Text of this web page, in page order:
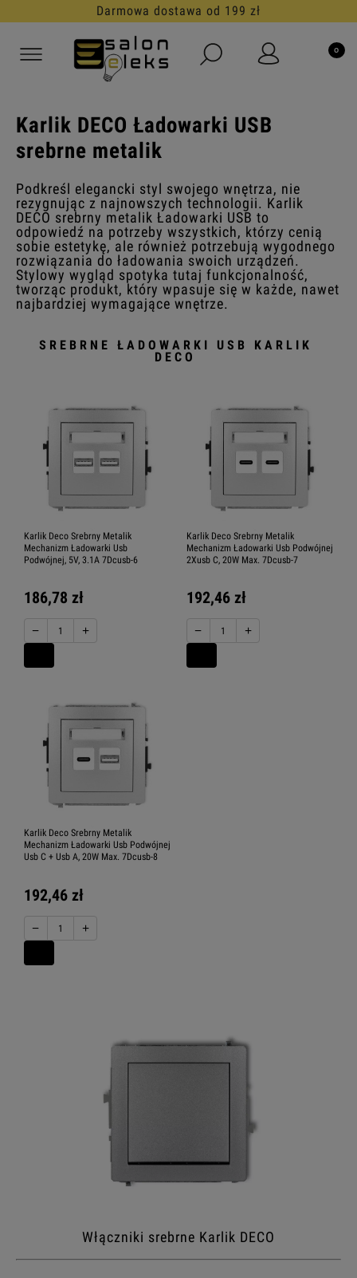
Darmowa dostawa od 199 zł
Karlik DECO Ładowarki USB
srebrne metalik
Podkreśl elegancki styl swojego wnętrza, nie
rezygnując z najnowszych technologii. Karlik
DECO srebrny metalik Ładowarki USB to
odpowiedź na potrzeby wszystkich, którzy cenią
sobie estetykę, ale również potrzebują wygodnego
rozwiązania do ładowania swoich urządzeń.
Stylowy wygląd spotyka tutaj funkcjonalność,
tworząc produkt, który wpasuje się w każde, nawet
najbardziej wymagające wnętrze.
SREBRNE ŁADOWARKI USB KARLIK
DECO
Karlik Deco Srebrny Metalik
Mechanizm Ładowarki Usb
Podwójnej, 5V, 3.1A 7Dcusb-6
186,78 zł
− +
Karlik Deco Srebrny Metalik
Mechanizm Ładowarki Usb Podwójnej
2Xusb C, 20W Max. 7Dcusb-7
192,46 zł
− +
Karlik Deco Srebrny Metalik
Mechanizm Ładowarki Usb Podwójnej
Usb C + Usb A, 20W Max. 7Dcusb-8
192,46 zł
− +
Włączniki srebrne Karlik DECO